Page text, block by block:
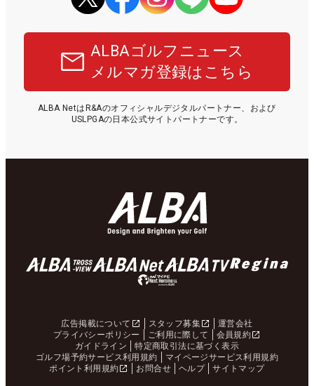
ALBAゴルフニュース
メルマガ登録はこちら
ALBA NetはR&Aのオフィシャルデジタルパートナー、および
USLPGAの日本公式サイトパートナーです。
広告掲載について スタッフ募集
運営会社
プライバシーポリシー
ご利用に際して
会員規約
ガイドライン
特定商取引法に基づく表示
ゴルフ場予約サービス利用規約
マイページサービス利用規約
ポイント利用規約
お問合せ ヘルプ サイトマップ